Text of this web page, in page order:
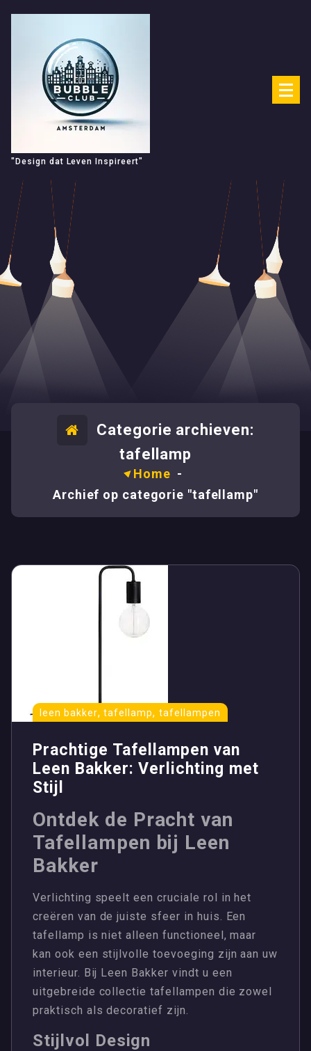
"Design dat Leven Inspireert"
Categorie archieven:
tafellamp
Home -
Archief op categorie "tafellamp"
leen bakker,tafellamp,tafellampen
Prachtige Tafellampen van
Leen Bakker: Verlichting met
Stijl
Ontdek de Pracht van
Tafellampen bij Leen
Bakker
Verlichting speelt een cruciale rol in het
creëren van de juiste sfeer in huis. Een
tafellamp is niet alleen functioneel, maar
kan ook een stijlvolle toevoeging zijn aan uw
interieur. Bij Leen Bakker vindt u een
uitgebreide collectie tafellampen die zowel
praktisch als decoratief zijn.
Stijlvol Design